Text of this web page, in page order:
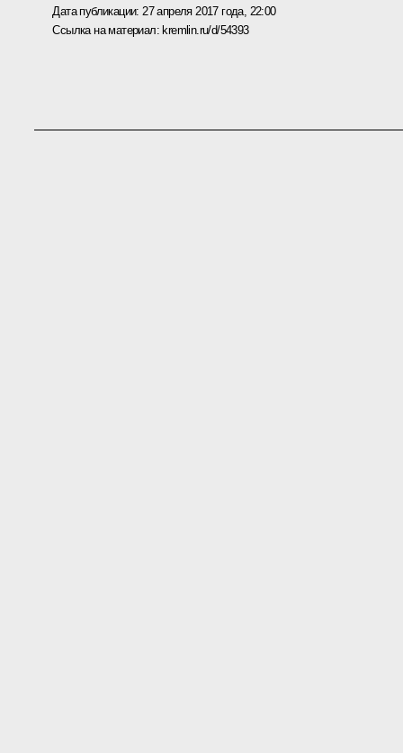
Дата публикации: 27 апреля 2017 года, 22:00
Ссылка на материал: kremlin.ru/d/54393